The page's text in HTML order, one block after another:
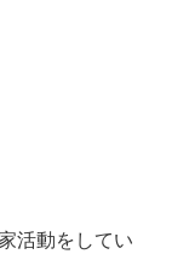
活動をしてい